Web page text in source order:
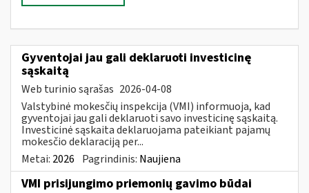
Gyventojai jau gali deklaruoti investicinę
sąskaitą
Web turinio sąrašas 2026-04-08
Valstybinė mokesčių inspekcija (VMI) informuoja, kad
gyventojai jau gali deklaruoti savo investicinę sąskaitą.
Investicinė sąskaita deklaruojama pateikiant pajamų
mokesčio deklaraciją per...
Metai: 2026 Pagrindinis: Naujiena
VMI prisijungimo priemonių gavimo būdai